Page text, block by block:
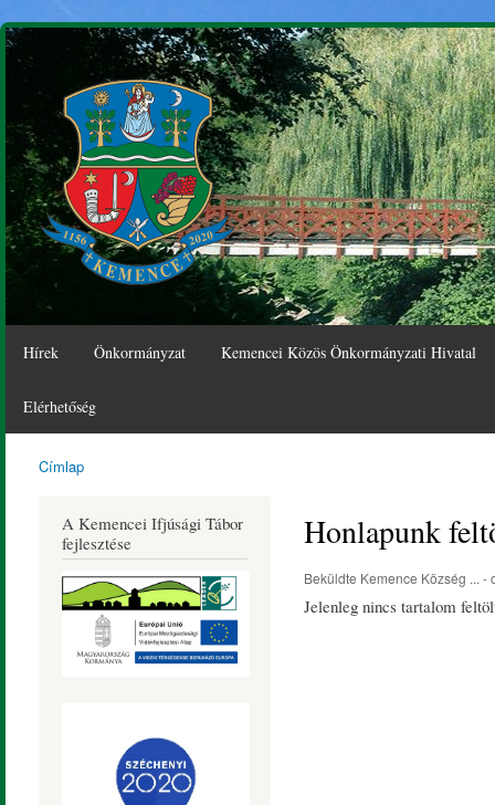
Hírek Önkormányzat Kemencei Közös Önkormányzati Hivatal
Elérhetőség
Kemence
Község
Honlapja
Címlap
A Kemencei Ifjúsági Tábor
fejlesztése
Honlapunk
Beküldte Kemence Község ... -
Jelenleg nincs tartalom